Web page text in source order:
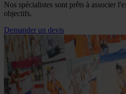
Nos spécialistes sont prêts à associer
objectifs.
Demander un devis